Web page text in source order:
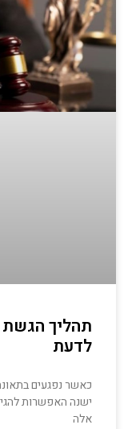
תהליך הגשת
לדעת
כאשר נפגעים
ישנה האפשרות
אלה